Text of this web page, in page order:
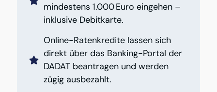
mindestens 1.000 Euro eingehen –
inklusive Debitkarte.
Online-Ratenkredite lassen sich
direkt über das Banking-Portal der
DADAT beantragen und werden
zügig ausbezahlt.